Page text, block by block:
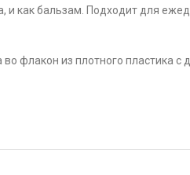
и как бальзам. Подходит для
флакон из плотного пластика с